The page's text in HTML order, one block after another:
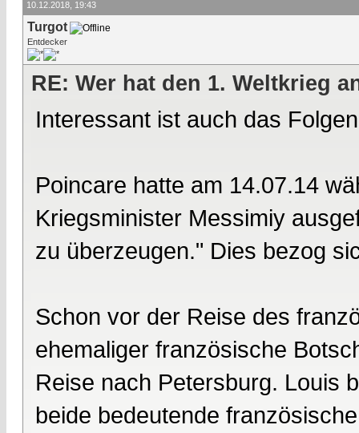
10.12.2018, 19:43
Turgot
Entdecker
RE: Wer hat den 1. Weltkrieg
Interessant ist auch das
Poincare hatte am 14.07.14
Kriegsminister Messimiy
zu überzeugen." Dies bezog
Schon vor der Reise des
ehemaliger französische
Reise nach Petersburg. Louis
beide bedeutende